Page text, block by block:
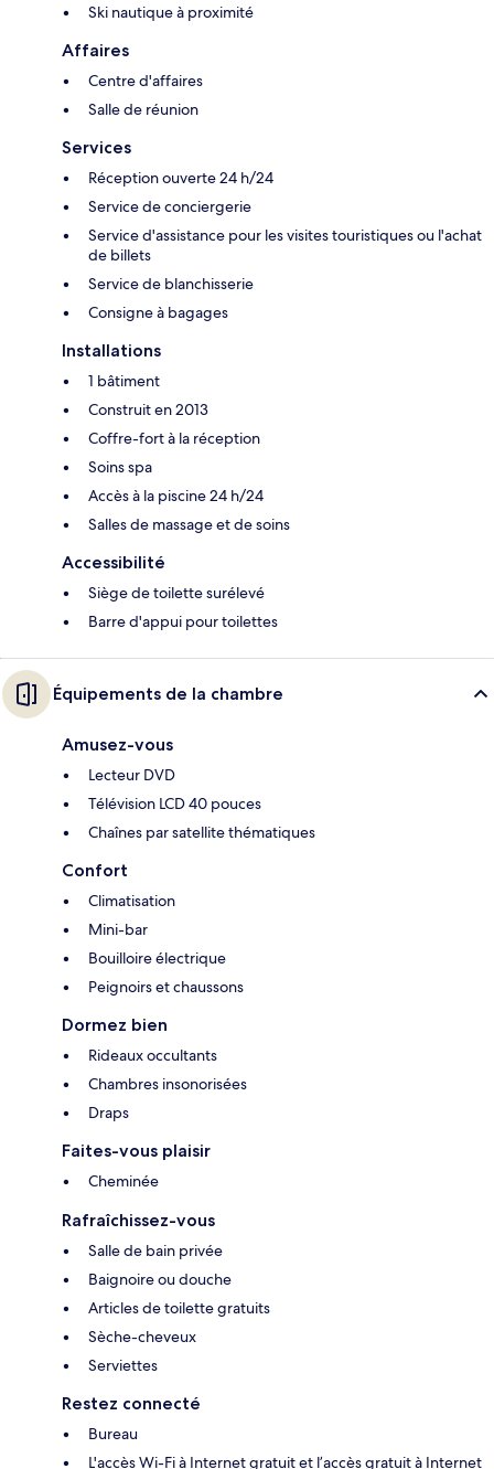
Ski nautique à proximité
Affaires
Centre d'affaires
Salle de réunion
Services
Réception ouverte 24 h/24
Service de conciergerie
Service d'assistance pour les visites touristiques ou l'achat
de billets
Service de blanchisserie
Consigne à bagages
Installations
1 bâtiment
Construit en 2013
Coffre-fort à la réception
Soins spa
Accès à la piscine 24 h/24
Salles de massage et de soins
Accessibilité
Siège de toilette surélevé
Barre d'appui pour toilettes
Équipements de la chambre
Amusez-vous
Lecteur DVD
Télévision LCD 40 pouces
Chaînes par satellite thématiques
Confort
Climatisation
Mini-bar
Bouilloire électrique
Peignoirs et chaussons
Dormez bien
Rideaux occultants
Chambres insonorisées
Draps
Faites-vous plaisir
Cheminée
Rafraîchissez-vous
Salle de bain privée
Baignoire ou douche
Articles de toilette gratuits
Sèche-cheveux
Serviettes
Restez connecté
Bureau
L'accès Wi-Fi à Internet gratuit et l’accès gratuit à Internet